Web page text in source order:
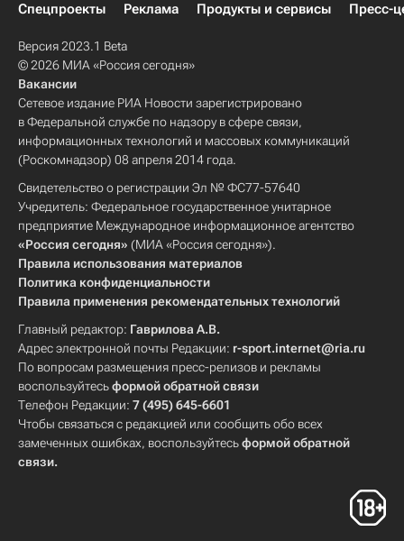
Спецпроекты
Реклама Продукты и сервисы Пресс-
Версия 2023.1 Beta
© 2026 МИА «Россия сегодня»
Вакансии
Сетевое издание РИА Новости зарегистрировано
в Федеральной службе по надзору в сфере связи,
информационных технологий и массовых коммуникаций
(Роскомнадзор) 08 апреля 2014 года.
Свидетельство о регистрации Эл № ФС77-57640
Учредитель: Федеральное государственное унитарное
предприятие Международное информационное агентство
«Россия сегодня» (МИА «Россия сегодня»).
Правила использования материалов
Политика конфиденциальности
Правила применения рекомендательных технологий
Главный редактор: Гаврилова А.В.
Адрес электронной почты Редакции: r-sport.internet@ria.ru
По вопросам размещения пресс-релизов и рекламы
воспользуйтесьформой обратной связи
Телефон Редакции: 7 (495) 645-6601
Чтобы связаться с редакцией или сообщить обо всех
замеченных ошибках, воспользуйтесьформой обратной
связи.